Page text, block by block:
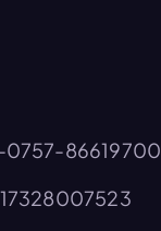
0757-86619700